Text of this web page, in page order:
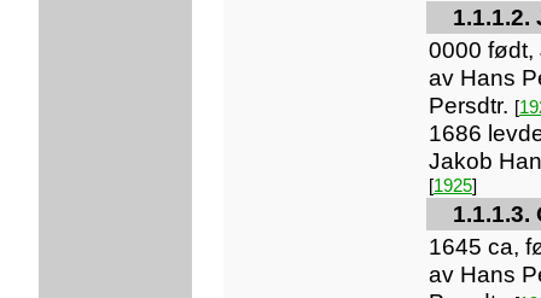
0000 født,
av Hans
Persdtr. [
1686
Jakob
[1925]
1.1.1.3.
1645 ca,
av Hans